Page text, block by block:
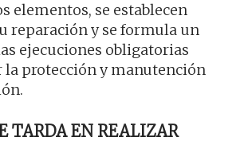
elementos, se establecen
reparación y se formula un
ejecuciones obligatorias
la protección y manutención
TARDA EN REALIZAR